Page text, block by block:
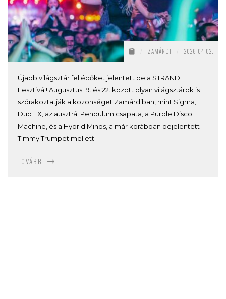
ZAMÁRDI 2026.04.02.
Újabb világsztár fellépőket jelentett be a STRAND
Fesztivál! Augusztus 19. és 22. között olyan világsztárok is
szórakoztatják a közönséget Zamárdiban, mint Sigma,
Dub FX, az ausztrál Pendulum csapata, a Purple Disco
Machine, és a Hybrid Minds, a már korábban bejelentett
Timmy Trumpet mellett.
TOVÁBB